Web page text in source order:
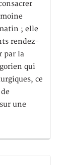
; elle
rendez-
par la
qui
ce
une